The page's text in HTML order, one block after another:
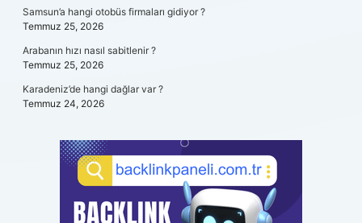
Samsun’a hangi otobüs firmaları gidiyor ?
Temmuz 25, 2026
Arabanın hızı nasıl sabitlenir ?
Temmuz 25, 2026
Karadeniz’de hangi dağlar var ?
Temmuz 24, 2026